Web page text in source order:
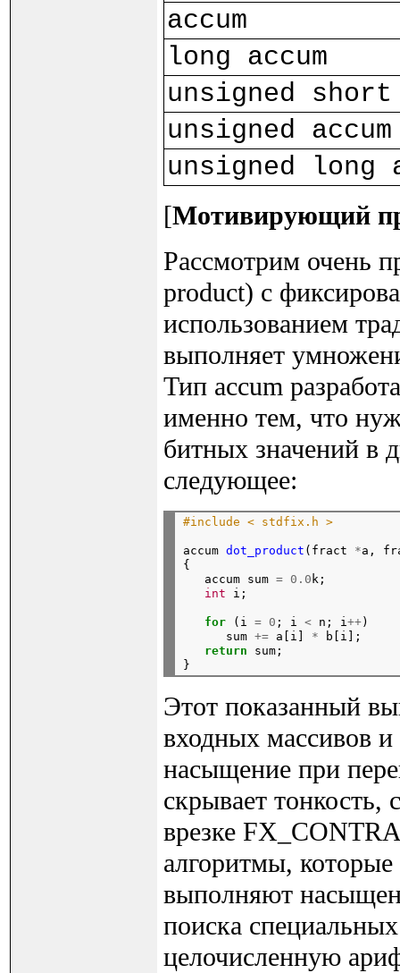
accum
long accum
unsigned short
unsigned accum
unsigned long
[Мотивирующий
Рассмотрим очень
product) с
использованием
выполняет
Тип accum
именно тем, что
битных значений в
следующее:
#include < stdfix.h >
accum dot_product (fract *a,
{
   accum sum
= 0.0 k;
int i;
for (i = 0 ; i < n; i++)
      sum
+= a[i] * b[i];
return sum;
Этот показанный
входных массивов и
насыщение при
скрывает тонкость,
врезке
алгоритмы,
выполняют
поиска
целочисленную